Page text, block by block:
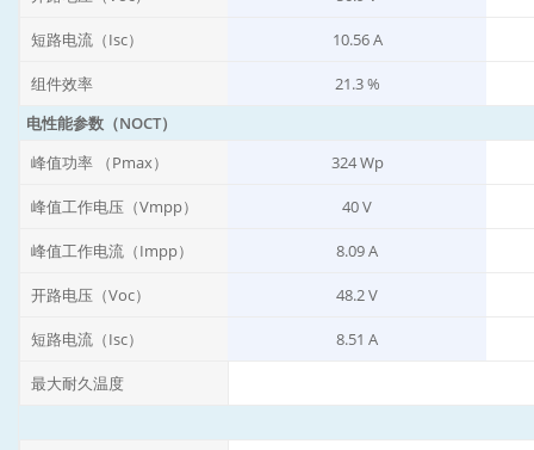
短路电流（Isc） 10.56 A
组件效率
21.3 %
电性能参数（NOCT）
峰值功率 （Pmax）
324 Wp
峰值工作电压（Vmpp） 40 V
峰值工作电流（Impp） 8.09 A
开路电压（Voc） 48.2 V
短路电流（Isc） 8.51 A
最大耐久温度